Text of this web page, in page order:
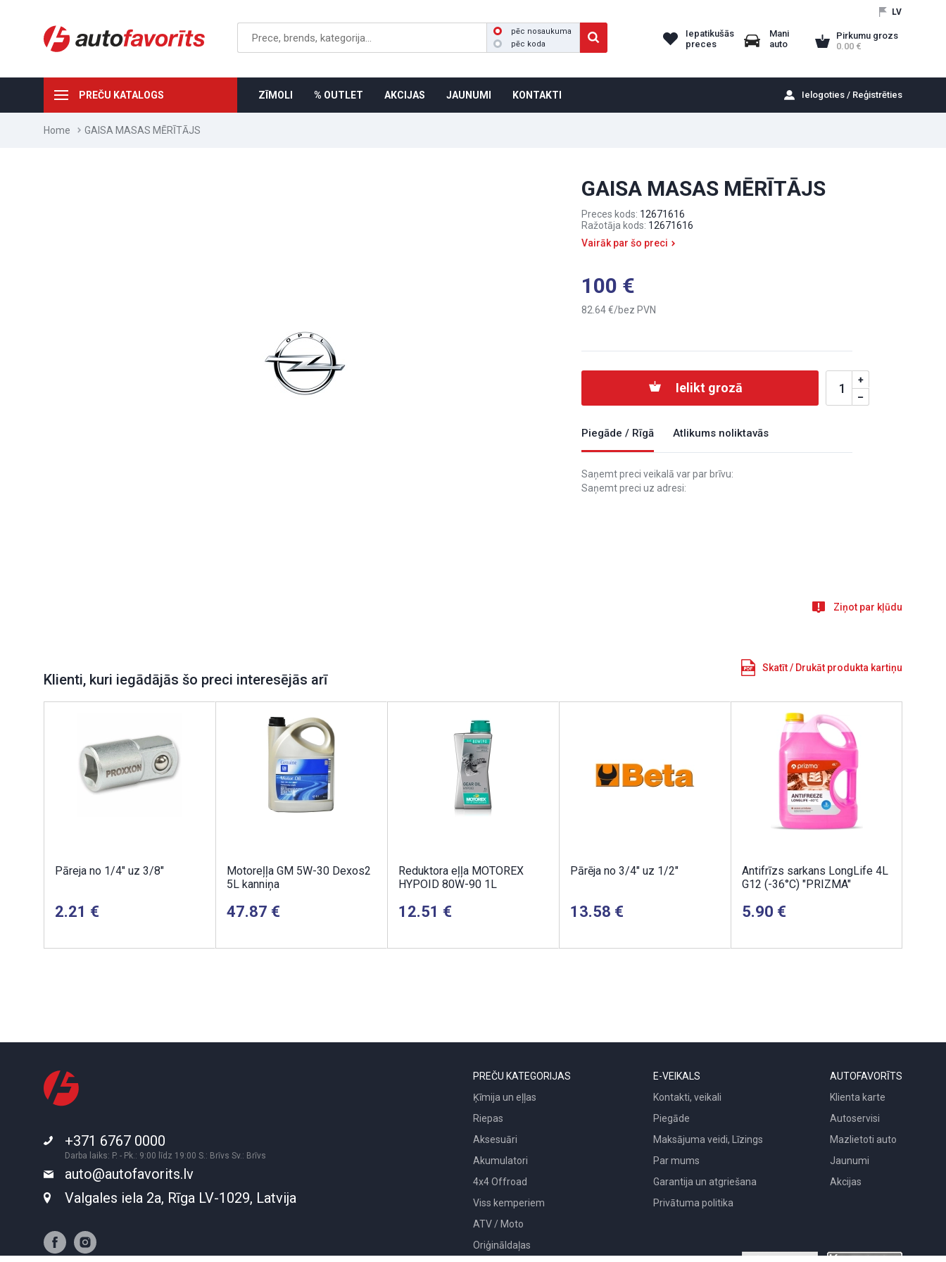
LV
Iepatikušās
preces
Mani
auto
Pirkumu grozs
0.00
pēc nosaukuma
pēc koda
Ielogoties / Reģistrēties
PREČU KATALOGS ZĪMOLI % OUTLET AKCIJAS JAUNUMI KONTAKTI
Home GAISA MASAS MĒRĪTĀJS
GAISA MASAS MĒRĪTĀJS
Preces kods: 12671616
Ražotāja kods: 12671616
Vairāk par šo preci
100
82.64 bez PVN
Ielikt grozā
Piegāde / Rīgā Atlikums noliktavās
Saņemt preci veikalā var par brīvu:
Saņemt preci uz adresi:
Ziņot par kļūdu
Skatīt / Drukāt produkta kartiņu
Klienti, kuri iegādājās šo preci interesējās arī
Pāreja no 1/4" uz 3/8"
2.21
Motoreļļa GM 5W-30 Dexos2
5L kanniņa
47.87
Reduktora eļļa MOTOREX
HYPOID 80W-90 1L
12.51
Pārēja no 3/4" uz 1/2"
13.58
Antifrīzs sarkans LongLife 4L
G12 (-36°C) "PRIZMA"
5.90
+371 6767 0000
Darba laiks: P. - Pk.: 9:00 līdz 19:00 S.: Brīvs Sv.: Brīvs
auto@autofavorits.lv
Valgales iela 2a, Rīga LV-1029, Latvija
PREČU KATEGORIJAS
Ķīmija un eļļas
Riepas
Aksesuāri
Akumulatori
4x4 Offroad
Viss kemperiem
ATV / Moto
Oriģināldaļas
E-VEIKALS
Kontakti, veikali
Piegāde
Maksājuma veidi, Līzings
Par mums
Garantija un atgriešana
Privātuma politika
AUTOFAVORĪTS
Klienta karte
Autoservisi
Mazlietoti auto
Jaunumi
Akcijas